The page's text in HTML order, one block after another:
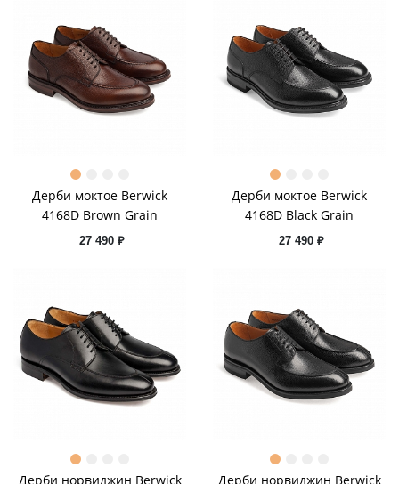
Дерби моктое Berwick
4168D Brown Grain
27 490 ₽
Дерби моктое Berwick
4168D Black Grain
27 490 ₽
Дерби норвиджин Berwick
Дерби норвиджин Berwick